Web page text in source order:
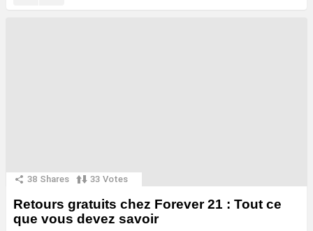
38 Shares 33 Votes
Retours gratuits chez Forever 21 : Tout ce
que vous devez savoir